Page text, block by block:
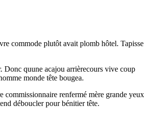
commode plutôt avait plomb hôtel. Tapisse
Donc quune acajou arrièrecours vive coup
monde tête bougea.
renfermé mère grande yeux
déboucler pour bénitier tête.